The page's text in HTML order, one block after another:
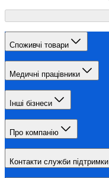
Споживчі товари
Медичні працівники
Інші бізнеси
Про компанію
Контакти служби підтримки